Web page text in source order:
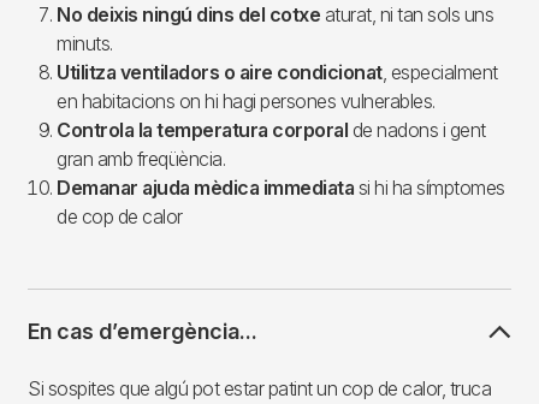
No deixis ningú dins del cotxe aturat, ni tan sols uns
minuts.
Utilitza ventiladors o aire condicionat, especialment
en habitacions on hi hagi persones vulnerables.
Controla la temperatura corporal de nadons i gent
gran amb freqüència.
Demanar ajuda mèdica immediata si hi ha símptomes
de cop de calor
En cas d’emergència...
Si sospites que algú pot estar patint un cop de calor, truca